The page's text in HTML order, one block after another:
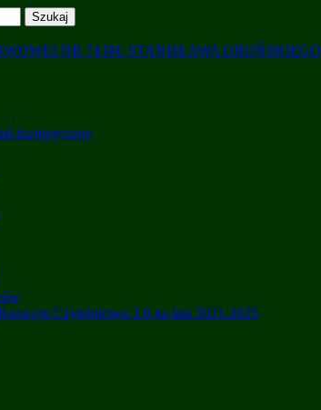
NR 74 IM. STANISŁAWA GROŃSKIEGO
dwujęzyczny
Czytelnictwa 2.0 na lata 2021-2025